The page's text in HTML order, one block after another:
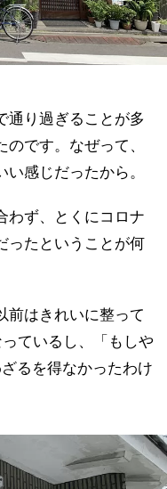
通り過ぎることが多
です。なぜって、
感じだったから。
わず、とくにコロナ
ったということが何
前はきれいに整って
ているし、「もしや
るを得なかったわけ